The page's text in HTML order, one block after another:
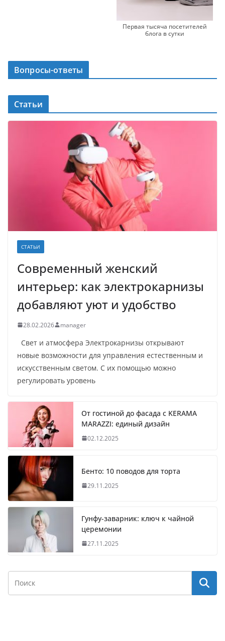
Первая тысяча посетителей
блога в сутки
Вопросы-ответы
Статьи
СТАТЬИ
Современный женский
интерьер: как электрокарнизы
добавляют уют и удобство
28.02.2026 manager
Свет и атмосфера Электрокарнизы открывают
новые возможности для управления естественным и
искусственным светом. С их помощью можно
регулировать уровень
От гостиной до фасада с KERAMA
MARAZZI: единый дизайн
02.12.2025
Бенто: 10 поводов для торта
29.11.2025
Гунфу-заварник: ключ к чайной
церемонии
27.11.2025